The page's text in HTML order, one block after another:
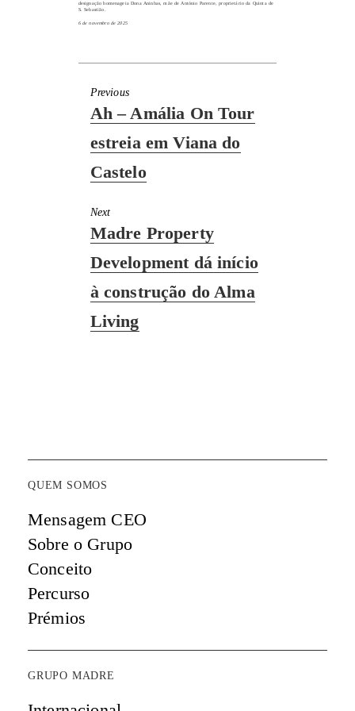
designação homenageia Dona Aninhas, mãe de António Parente, proprietário da Quinta de
S. Sebastião.
6 de novembro de 2025
Previous
Previous
Ah – Amália On Tour
estreia em Viana do
Castelo
Next
Next
Madre Property
Development dá início
à construção do Alma
Living
QUEM SOMOS
Mensagem CEO
Sobre o Grupo
Conceito
Percurso
Prémios
GRUPO MADRE